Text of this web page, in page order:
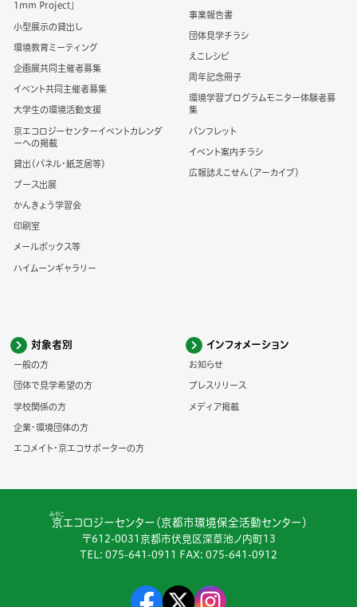
1mm Project」
小型展示の貸出し
環境教育ミーティング
企画展共同主催者募集
イベント共同主催者募集
大学生の環境活動支援
京エコロジーセンターイベントカレンダ
ーへの掲載
貸出（パネル・紙芝居等）
ブース出展
かんきょう学習会
印刷室
メールボックス等
ハイムーンギャラリー
事業報告書
団体見学チラシ
えこレシピ
周年記念冊子
環境学習プログラムモニター体験者募
集
パンフレット
イベント案内チラシ
広報誌えこせん（アーカイブ）
対象者別
一般の方
団体で見学希望の方
学校関係の方
企業・環境団体の方
エコメイト・京エコサポーターの方
インフォメーション
お知らせ
プレスリリース
メディア掲載
京
みやこ
エコロジーセンター（京都市環境保全活動センター）
〒612-0031京都市伏見区深草池ノ内町13
TEL: 075-641-0911 FAX: 075-641-0912